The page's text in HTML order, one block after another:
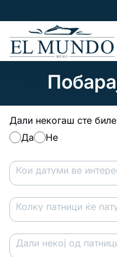
Дали некогаш сте
Да
Не
Кои датуми ве
Колку патници ќе
Дали некој од